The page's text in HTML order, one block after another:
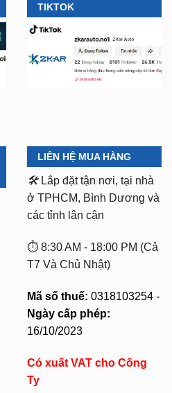
TIKTOK
LIÊN HỆ MUA HÀNG
🛠️ Lắp đặt tận nơi, tại nhà
ở TPHCM, Bình Dương và
các tỉnh lân cận
⏱️ 8:30 AM - 18:00 PM (Cả
T7 Và Chủ Nhật)
Mã số thuế: 0318103254 -
Ngày cấp phép:
16/10/2023
Có xuất VAT cho Công
Ty